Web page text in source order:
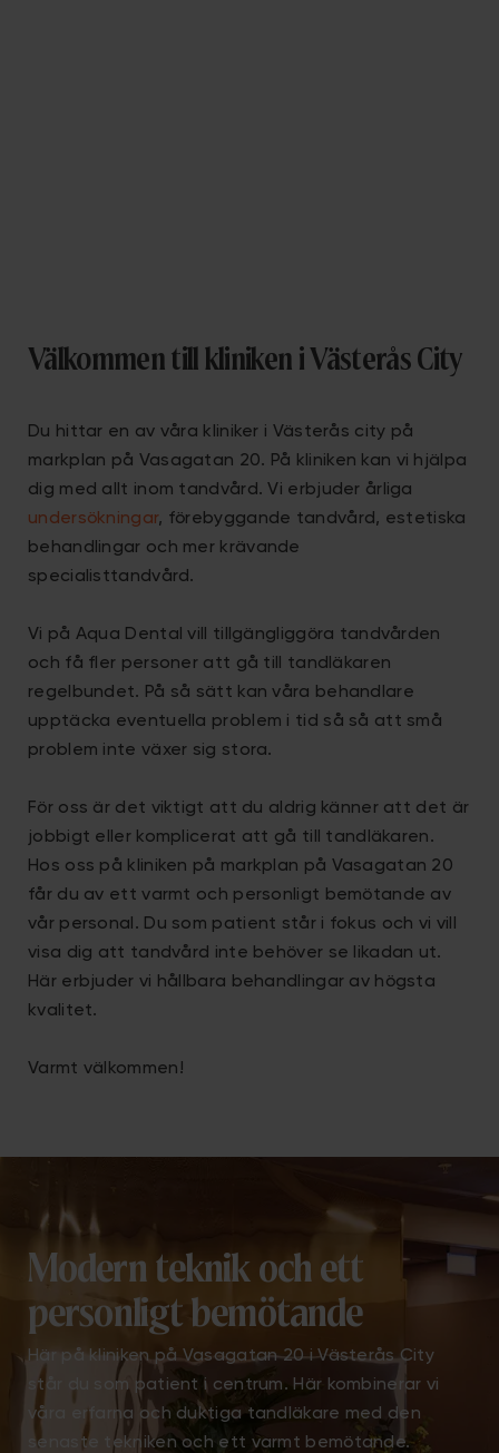
Välkommen till kliniken i Västerås City
Du hittar en av våra kliniker i Västerås city på
markplan på Vasagatan 20. På kliniken kan vi hjälpa
dig med allt inom tandvård. Vi erbjuder årliga
undersökningar, förebyggande tandvård, estetiska
behandlingar och mer krävande
specialisttandvård.
Vi på Aqua Dental vill tillgängliggöra tandvården
och få fler personer att gå till tandläkaren
regelbundet. På så sätt kan våra behandlare
upptäcka eventuella problem i tid så så att små
problem inte växer sig stora.
För oss är det viktigt att du aldrig känner att det är
jobbigt eller komplicerat att gå till tandläkaren.
Hos oss på kliniken på markplan på Vasagatan 20
får du av ett varmt och personligt bemötande av
vår personal. Du som patient står i fokus och vi vill
visa dig att tandvård inte behöver se likadan ut.
Här erbjuder vi hållbara behandlingar av högsta
kvalitet.
Varmt välkommen!
Modern teknik och ett
personligt bemötande
Här på kliniken på Vasagatan 20 i Västerås City
står du som patient i centrum. Här kombinerar vi
våra erfarna och duktiga tandläkare med den
senaste tekniken och ett varmt bemötande.